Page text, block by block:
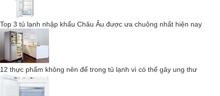
Top 3 tủ lạnh nhập khẩu Châu Âu được ưa chuộng nhất hiện nay
12 thực phẩm không nên để trong tủ lạnh vì có thể gây ung thư